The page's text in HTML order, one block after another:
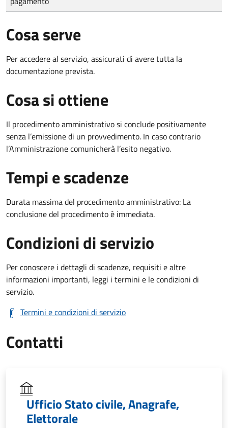
Cosa serve
Per accedere al servizio, assicurati di avere tutta la
documentazione prevista.
Cosa si ottiene
Il procedimento amministrativo si conclude positivamente
senza l’emissione di un provvedimento. In caso contrario
l’Amministrazione comunicherà l’esito negativo.
Tempi e scadenze
Durata massima del procedimento amministrativo: La
conclusione del procedimento è immediata.
Condizioni di servizio
Per conoscere i dettagli di scadenze, requisiti e altre
informazioni importanti, leggi i termini e le condizioni di
servizio.
Termini e condizioni di servizio
Contatti
Ufficio Stato civile, Anagrafe,
Elettorale